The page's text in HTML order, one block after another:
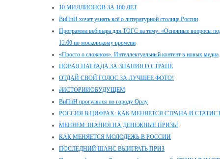
10 МИЛЛИОНОВ ЗА 100 ЛЕТ
ВиПиН хочет узнать всё о литературной столице России
Программа вебинара для ТОГС на тему: «Основные вопросы
12:00 по московскому времени
«Просто о сложном». Интеллектуальный контент в новых медиа
НОВАЯ НАГРАДА ЗА ЗНАНИЯ О СТРАНЕ
ОТДАЙ СВОЙ ГОЛОС ЗА ЛУЧШЕЕ ФОТО!
#ИСТОРИИОБУДУЩЕМ
ВиПиН прогулялся по городу Орлу
РОССИЯ В ЦИФРАХ: КАК МЕНЯЕТСЯ СТРАНА И
МЕНЯЕМ ЗНАНИЯ НА ДЕНЕЖНЫЕ ПРИЗЫ
КАК МЕНЯЕТСЯ МОЛОДЕЖЬ В РОССИИ
ПОСЛЕДНИЙ ШАНС ВЫИГРАТЬ ПРИЗ